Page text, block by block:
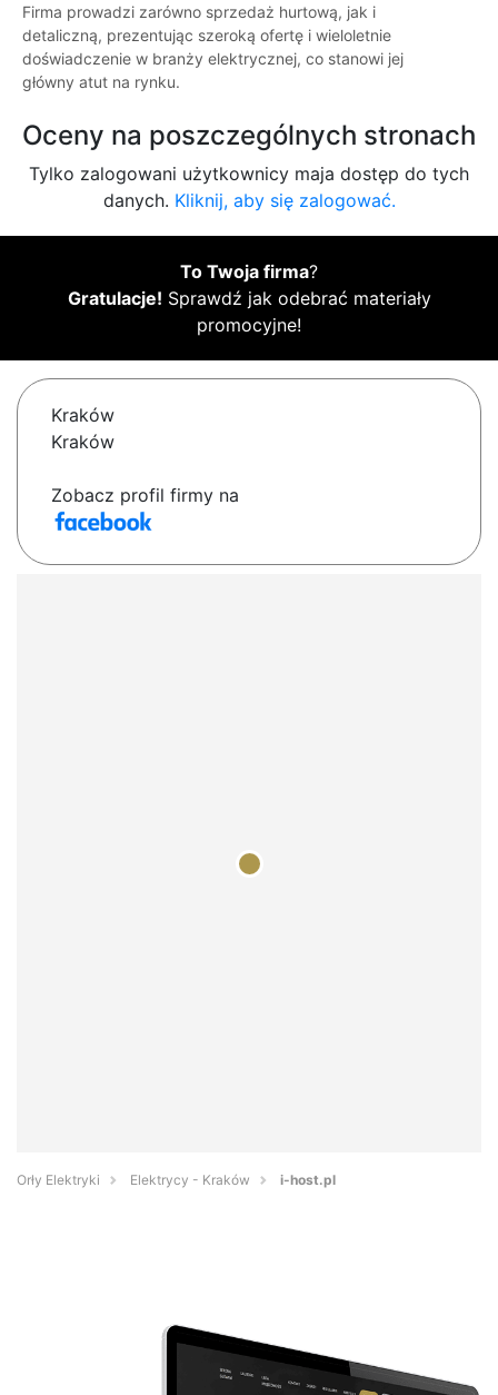
Firma prowadzi zarówno sprzedaż hurtową, jak i
detaliczną, prezentując szeroką ofertę i wieloletnie
doświadczenie w branży elektrycznej, co stanowi jej
główny atut na rynku.
Oceny na poszczególnych stronach
Tylko zalogowani użytkownicy maja dostęp do tych
danych. Kliknij, aby się zalogować.
To Twoja firma?
Gratulacje! Sprawdź jak odebrać materiały
promocyjne!
Kraków
Kraków
Zobacz profil firmy na
Orły Elektryki Elektrycy - Kraków i-host.pl